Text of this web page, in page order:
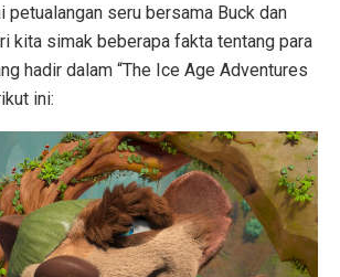
petualangan seru bersama Buck dan
kita simak beberapa fakta tentang para
hadir dalam “The Ice Age Adventures
ini: